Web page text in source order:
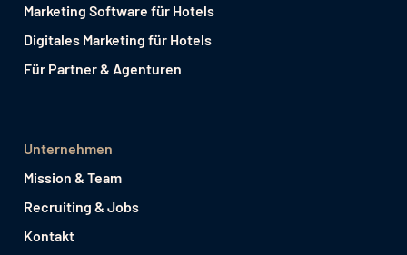
Marketing Software für Hotels
Digitales Marketing für Hotels
Für Partner & Agenturen
Unternehmen
Mission & Team
Recruiting & Jobs
Kontakt